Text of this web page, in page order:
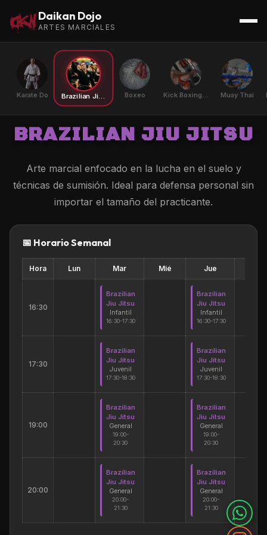
Daikan Dojo
ARTES MARCIALES
Karate Do Brazilian Jiu Jitsu Boxeo Kick Boxing K1 Muay Thai
BRAZILIAN JIU JITSU
Arte marcial enfocado en la lucha en el suelo y
técnicas de sumisión. Ideal para defensa personal sin
importar el tamaño del practicante.
📅 Horario Semanal
Hora Lun Mar Mié Jue
16:30
Brazilian
Jiu Jitsu
Infantil
16:30-17:30
Brazilian
Jiu Jitsu
Infantil
16:30-17:30
17:30
Brazilian
Jiu Jitsu
Juvenil
17:30-18:30
Brazilian
Jiu Jitsu
Juvenil
17:30-18:30
19:00
Brazilian
Jiu Jitsu
General
19:00-
20:30
Brazilian
Jiu Jitsu
General
19:00-
20:30
20:00
Brazilian
Jiu Jitsu
General
20:00-
21:30
Brazilian
Jiu Jitsu
General
20:00-
21:30